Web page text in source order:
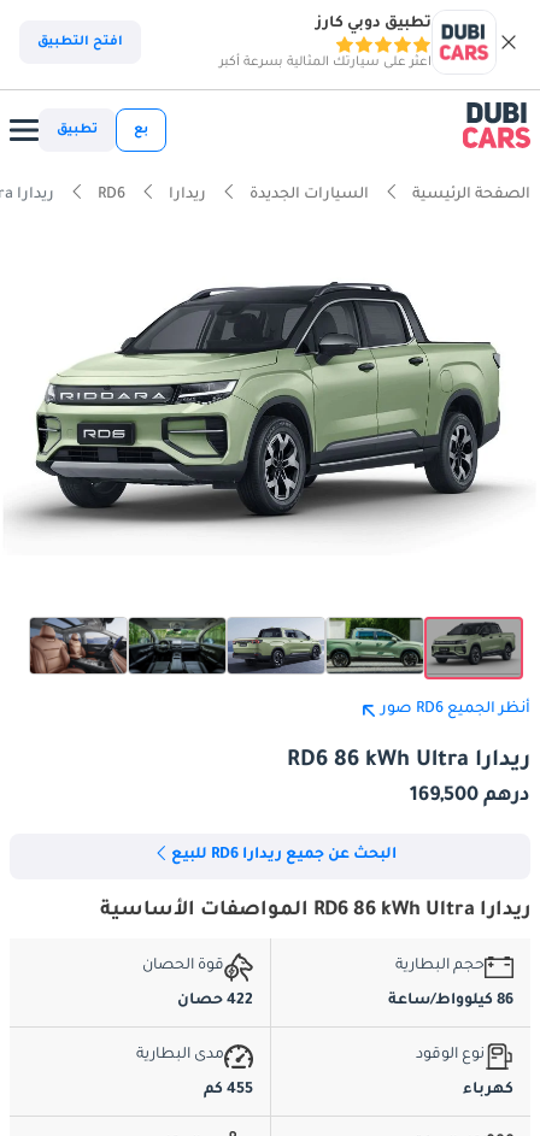
تطبيق دوبي كارز
اعثر على سيارتك المثالية بسرعة أكبر
افتح التطبيق
بع تطبيق
الصفحة الرئيسية السيارات الجديدة ريدارا RD6 ريدارا RD6 86 kWh Ultra
أنظر الجميع RD6 صور
ريدارا RD6 86 kWh Ultra
درهم 169,500
البحث عن جميع ريدارا RD6 للبيع
ريدارا RD6 86 kWh Ultra المواصفات الأساسية
حجم البطارية
86 كيلوواط/ساعة
قوة الحصان
422 حصان
نوع الوقود
كهرباء
مدى البطارية
455 كم